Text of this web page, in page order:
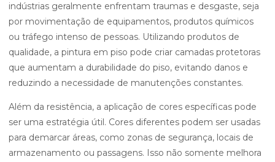
indústrias geralmente enfrentam traumas e desgaste, seja
por movimentação de equipamentos, produtos químicos
ou tráfego intenso de pessoas. Utilizando produtos de
qualidade, a pintura em piso pode criar camadas protetoras
que aumentam a durabilidade do piso, evitando danos e
reduzindo a necessidade de manutenções constantes.
Além da resistência, a aplicação de cores específicas pode
ser uma estratégia útil. Cores diferentes podem ser usadas
para demarcar áreas, como zonas de segurança, locais de
armazenamento ou passagens. Isso não somente melhora